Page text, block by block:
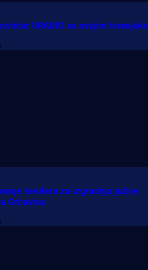
URADIO sa svojim
tendera za izgradnju južne
Grbavica